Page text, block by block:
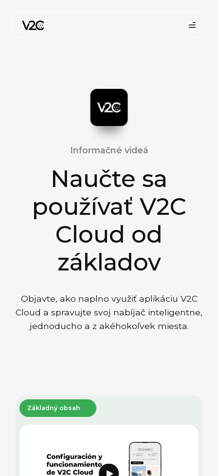
Informačné videá
Naučte sa
používať V2C
Cloud od
základov
Objavte, ako naplno využiť aplikáciu V2C
Cloud a spravujte svoj nabíjač inteligentne,
jednoducho a z akéhokoľvek miesta.
Základný obsah